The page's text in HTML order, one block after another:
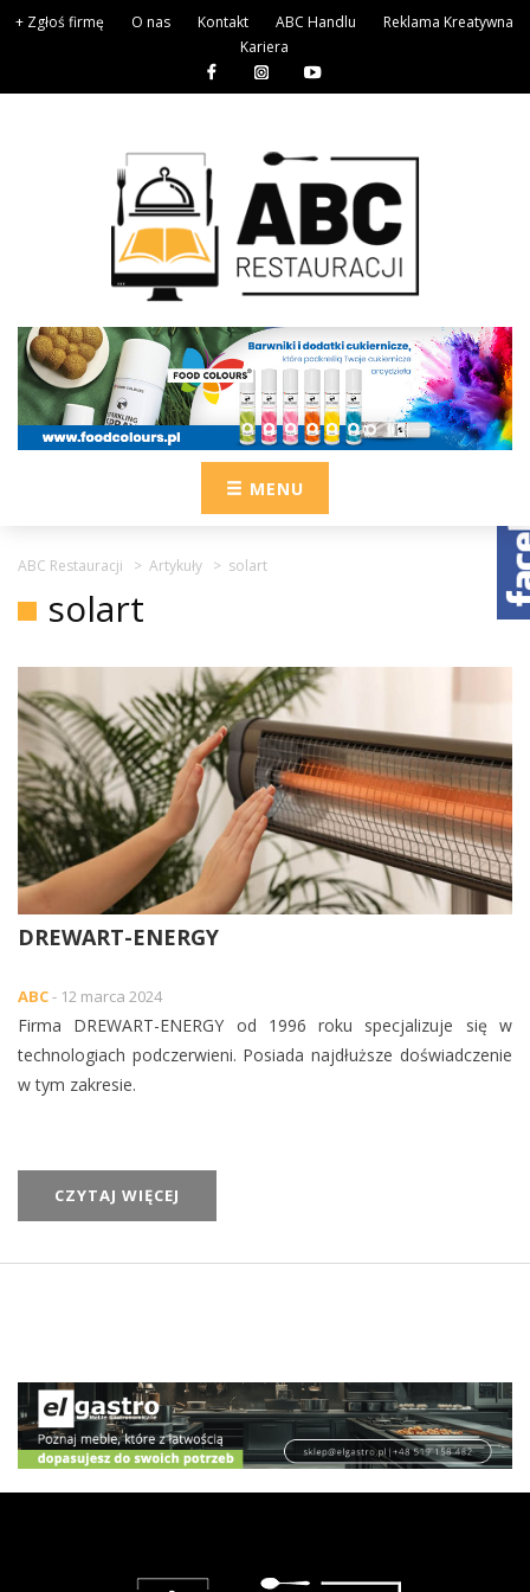
+ Zgłoś firmę O nas Kontakt ABC Handlu
Reklama Kreatywna
Kariera
MENU
ABC Restauracji > Artykuły > solart
solart
DREWART-ENERGY
ABC- 12 marca 2024
Firma DREWART-ENERGY od 1996 roku specjalizuje się w
technologiach podczerwieni. Posiada najdłuższe doświadczenie
w tym zakresie.
CZYTAJ WIĘCEJ